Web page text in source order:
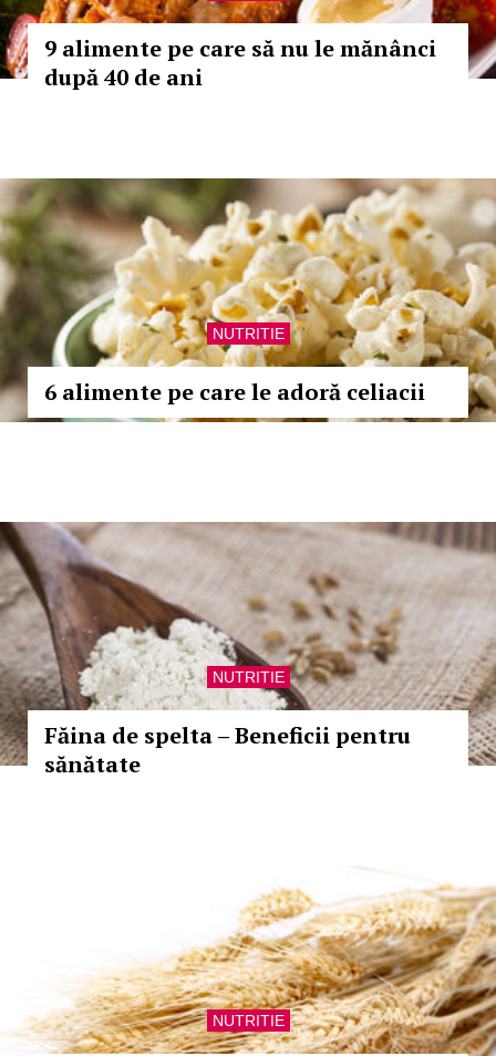
9 alimente pe care să nu le mănânci
după 40 de ani
NUTRITIE
6 alimente pe care le adoră celiacii
NUTRITIE
Făina de spelta – Beneficii pentru
sănătate
NUTRITIE